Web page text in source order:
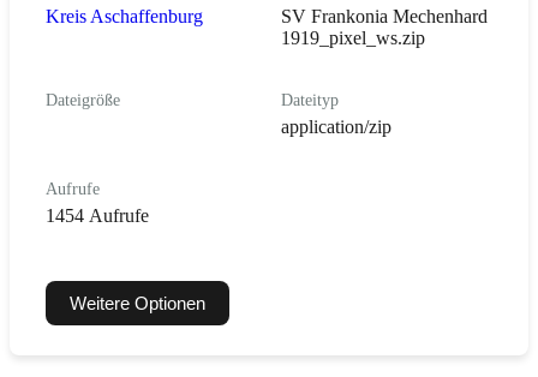
Kreis Aschaffenburg
SV Frankonia Mechenhard
1919_pixel_ws.zip
Dateigröße Dateityp
application/zip
Aufrufe
1454 Aufrufe
Weitere Optionen